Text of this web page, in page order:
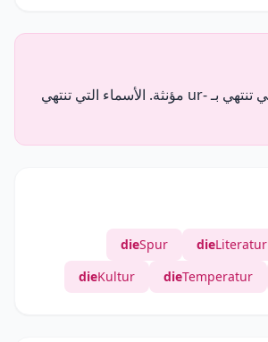
معظم الأسماء التي تنتهي بـ -ur مؤنثة. الأسماء التي تنتهي
dieLiteratur
dieSpur
dieTemperatur
dieKultur